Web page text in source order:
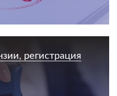
регистрация